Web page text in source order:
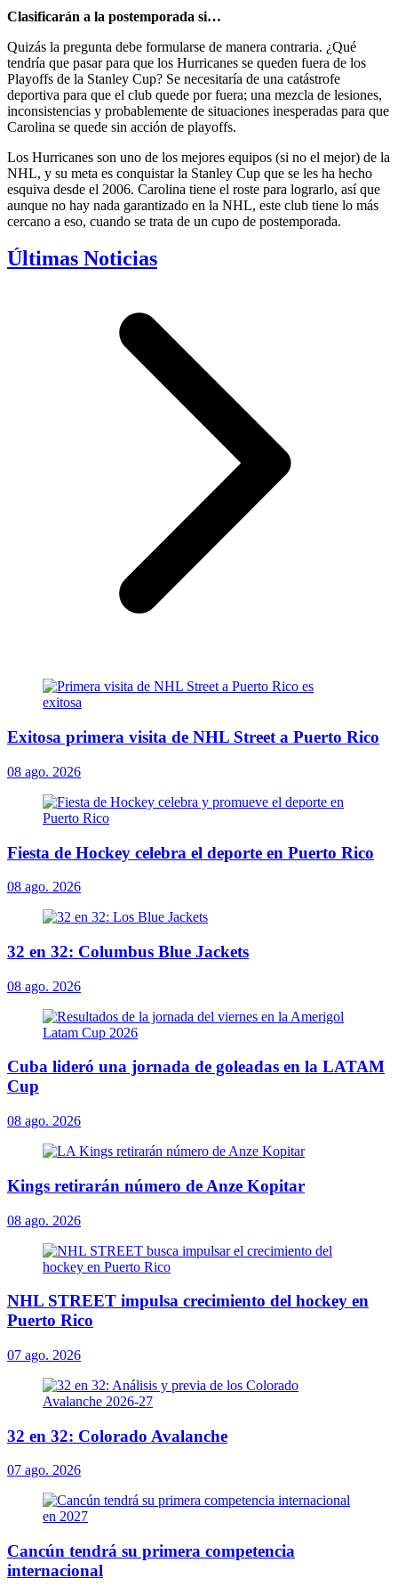
Clasificarán a la postemporada si…
Quizás la pregunta debe formularse de manera contraria. ¿Qué
tendría que pasar para que los Hurricanes se queden fuera de los
Playoffs de la Stanley Cup? Se necesitaría de una catástrofe
deportiva para que el club quede por fuera; una mezcla de lesiones,
inconsistencias y probablemente de situaciones inesperadas para que
Carolina se quede sin acción de playoffs.
Los Hurricanes son uno de los mejores equipos (si no el mejor) de la
NHL, y su meta es conquistar la Stanley Cup que se les ha hecho
esquiva desde el 2006. Carolina tiene el roste para lograrlo, así que
aunque no hay nada garantizado en la NHL, este club tiene lo más
cercano a eso, cuando se trata de un cupo de postemporada.
Últimas Noticias
Exitosa primera visita de NHL Street a Puerto Rico
08 ago. 2026
Fiesta de Hockey celebra el deporte en Puerto Rico
08 ago. 2026
32 en 32: Columbus Blue Jackets
08 ago. 2026
Cuba lideró una jornada de goleadas en la LATAM
Cup
08 ago. 2026
Kings retirarán número de Anze Kopitar
08 ago. 2026
NHL STREET impulsa crecimiento del hockey en
Puerto Rico
07 ago. 2026
32 en 32: Colorado Avalanche
07 ago. 2026
Cancún tendrá su primera competencia
internacional